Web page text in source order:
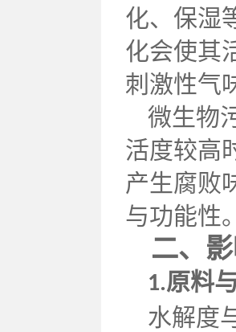
化、保湿
化会使其
刺激性气
微生物
活度较高
产生腐败
与功能性
二、
1.原料
水解度